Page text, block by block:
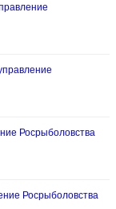
Росрыболовства
Росрыболовства